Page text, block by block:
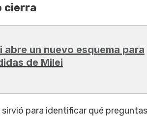
cierra
abre un nuevo esquema para
de Milei
para identificar qué preguntas